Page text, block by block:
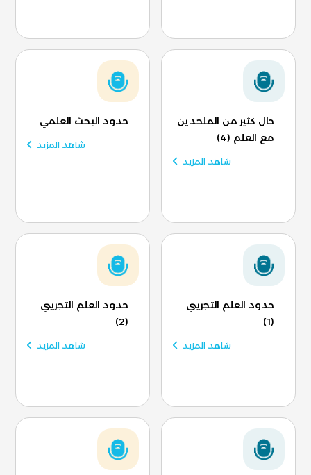
حال كثير من الملحدين
مع العلم (4)
شاهد المزيد
حدود البحث العلمي
شاهد المزيد
حدود العلم التجريبي
(1)
شاهد المزيد
حدود العلم التجريبي
(2)
شاهد المزيد